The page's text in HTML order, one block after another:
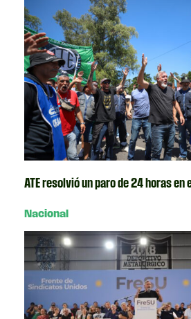
ATE resolvió un paro de 24 horas en
Nacional